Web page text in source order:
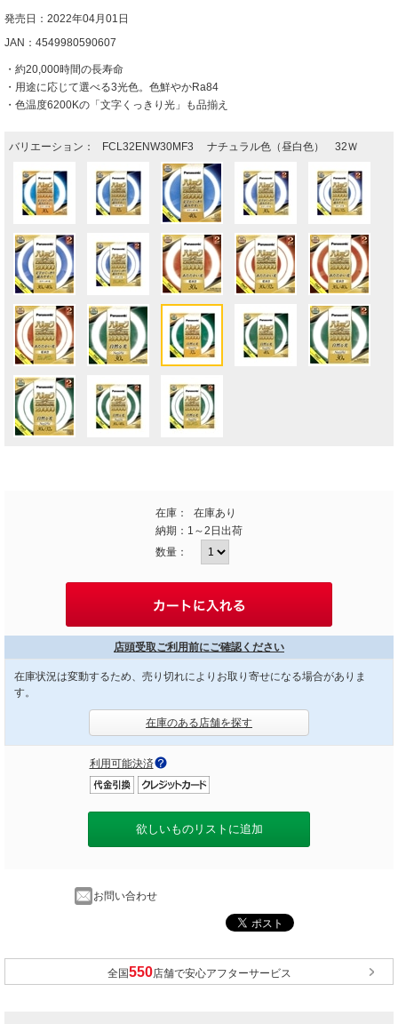
発売日：2022年04月01日
JAN：4549980590607
・約20,000時間の長寿命
・用途に応じて選べる3光色。色鮮やかRa84
・色温度6200Kの「文字くっきり光」も品揃え
バリエーション： FCL32ENW30MF3 ナチュラル色（昼白色） 32Ｗ
在庫：
在庫あり
納期： 1～2日出荷
数量：
店頭受取ご利用前にご確認ください
在庫状況は変動するため、売り切れによりお取り寄せになる場合がありま
す。
在庫のある店舗を探す
利用可能決済
欲しいものリストに追加
お問い合わせ
全国 店舗で安心アフターサービス